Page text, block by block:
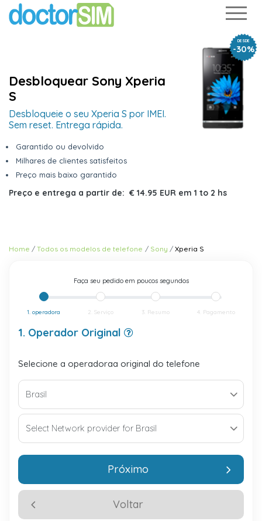
DESDE
-30%
Desbloquear Sony Xperia
S
Desbloqueie o seu Xperia S por IMEI.
Sem reset. Entrega rápida.
Garantido ou devolvido
Milhares de clientes satisfeitos
Preço mais baixo garantido
Preço e entrega a partir de: € 14.95 EUR em 1 to 2 hs
Home Todos os modelos de telefone Sony Xperia S
Faça seu pedido em poucos segundos
1. operadora 2. Serviço 3. Resumo 4. Pagamento
1. Operador Original
Selecione a operadoraa original do telefone
Voltar
Próximo